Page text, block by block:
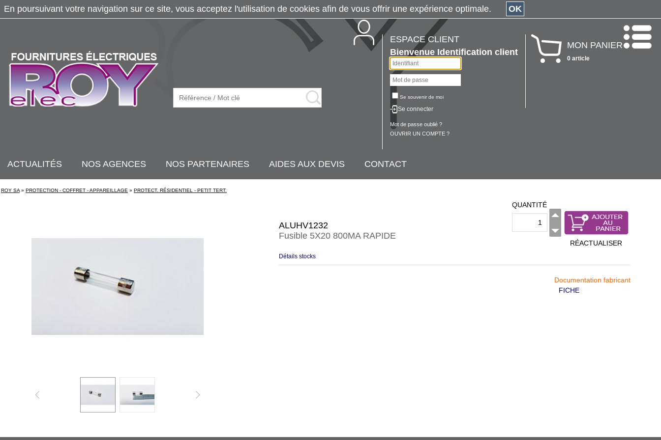
ESPACE CLIENT
Bienvenue Identification client
Se souvenir de moi
Se connecter
Mot de passe oublié ?
OUVRIR UN COMPTE ?
MON PANIER
0 article
ACTUALITÉS NOS AGENCES NOS PARTENAIRES AIDES AUX DEVIS CONTACT
ROY SA » PROTECTION - COFFRET - APPAREILLAGE » PROTECT. RÉSIDENTIEL - PETIT TERT.
ALUHV1232
Fusible 5X20 800MA RAPIDE
QUANTITÉ
RÉACTUALISER
Détails stocks
Documentation fabricant
FICHE
En poursuivant votre navigation sur ce site, vous acceptez l'utilisation de cookies afin de vous offrir une expérience optimale. OK